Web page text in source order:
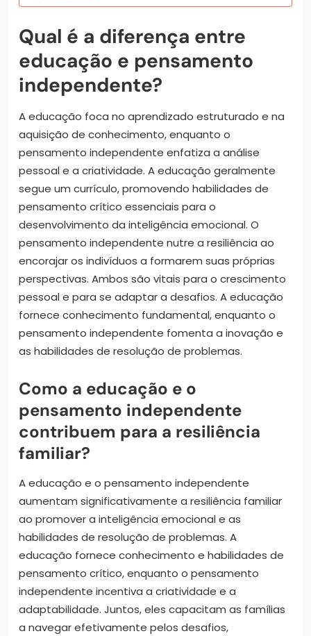
Qual é a diferença entre
educação e pensamento
independente?
A educação foca no aprendizado estruturado e na
aquisição de conhecimento, enquanto o
pensamento independente enfatiza a análise
pessoal e a criatividade. A educação geralmente
segue um currículo, promovendo habilidades de
pensamento crítico essenciais para o
desenvolvimento da inteligência emocional. O
pensamento independente nutre a resiliência ao
encorajar os indivíduos a formarem suas próprias
perspectivas. Ambos são vitais para o crescimento
pessoal e para se adaptar a desafios. A educação
fornece conhecimento fundamental, enquanto o
pensamento independente fomenta a inovação e
as habilidades de resolução de problemas.
Como a educação e o
pensamento independente
contribuem para a resiliência
familiar?
A educação e o pensamento independente
aumentam significativamente a resiliência familiar
ao promover a inteligência emocional e as
habilidades de resolução de problemas. A
educação fornece conhecimento e habilidades de
pensamento crítico, enquanto o pensamento
independente incentiva a criatividade e a
adaptabilidade. Juntos, eles capacitam as famílias
a navegar efetivamente pelos desafios,